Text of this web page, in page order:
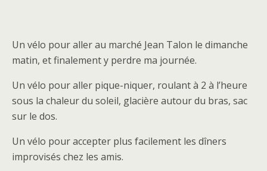
Un vélo pour aller au marché Jean Talon le dimanche
matin, et finalement y perdre ma journée.
Un vélo pour aller pique-niquer, roulant à 2 à l’heure
sous la chaleur du soleil, glacière autour du bras, sac
sur le dos.
Un vélo pour accepter plus facilement les dîners
improvisés chez les amis.